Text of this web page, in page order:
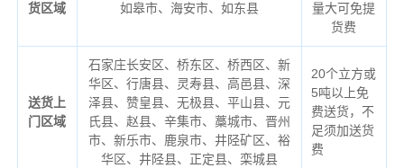
货区域
如皋市、海安市、如东县
量大可免提
货费
送货上
门区域
石家庄长安区、桥东区、桥西区、新
华区、行唐县、灵寿县、高邑县、深
泽县、赞皇县、无极县、平山县、元
氏县、赵县、辛集市、藁城市、晋州
市、新乐市、鹿泉市、井陉矿区、裕
华区、井陉县、正定县、栾城县
20个立方或
5吨以上免
费送货，不
足须加送货
费